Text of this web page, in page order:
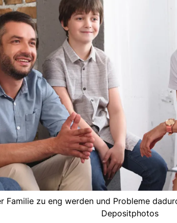
Familie zu eng werden und Probleme
Depositphotos